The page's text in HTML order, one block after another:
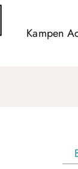
Kampen